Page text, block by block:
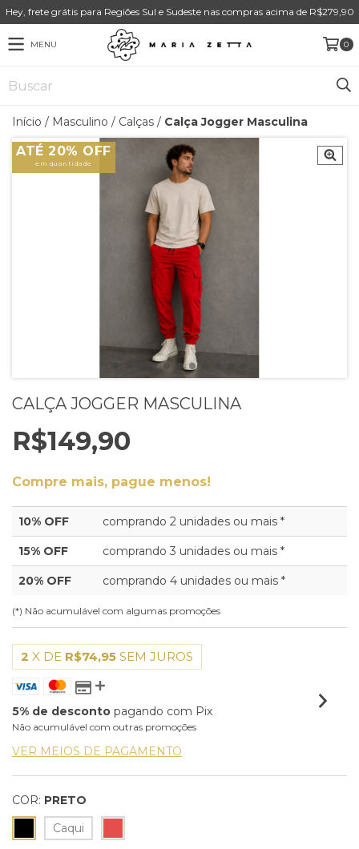
Hey, frete grátis para Regiões Sul e Sudeste nas compras acima de R$279,90
MENU 0
Início / Masculino / Calças / Calça Jogger Masculina
ATÉ 20% OFF
em quantidade
CALÇA JOGGER MASCULINA
R$149,90
Compre mais, pague menos!
10% OFF comprando 2 unidades ou mais *
15% OFF comprando 3 unidades ou mais *
20% OFF comprando 4 unidades ou mais *
(*) Não acumulável com algumas promoções
2 X DE R$74,95 SEM JUROS
5% de desconto pagando com Pix
Não acumulável com outras promoções
VER MEIOS DE PAGAMENTO
COR: PRETO
Caqui